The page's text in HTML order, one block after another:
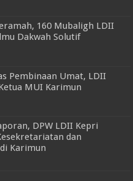
160 Mubaligh LDII
Dakwah Solutif
Pembinaan Umat, LDII
MUI Karimun
DPW LDII Kepri
dan
Karimun